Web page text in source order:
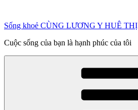
phần
dung
Sống khoẻ CÙNG LƯƠNG Y HUÊ THỊ
Cuộc sống của bạn là hạnh phúc của tôi